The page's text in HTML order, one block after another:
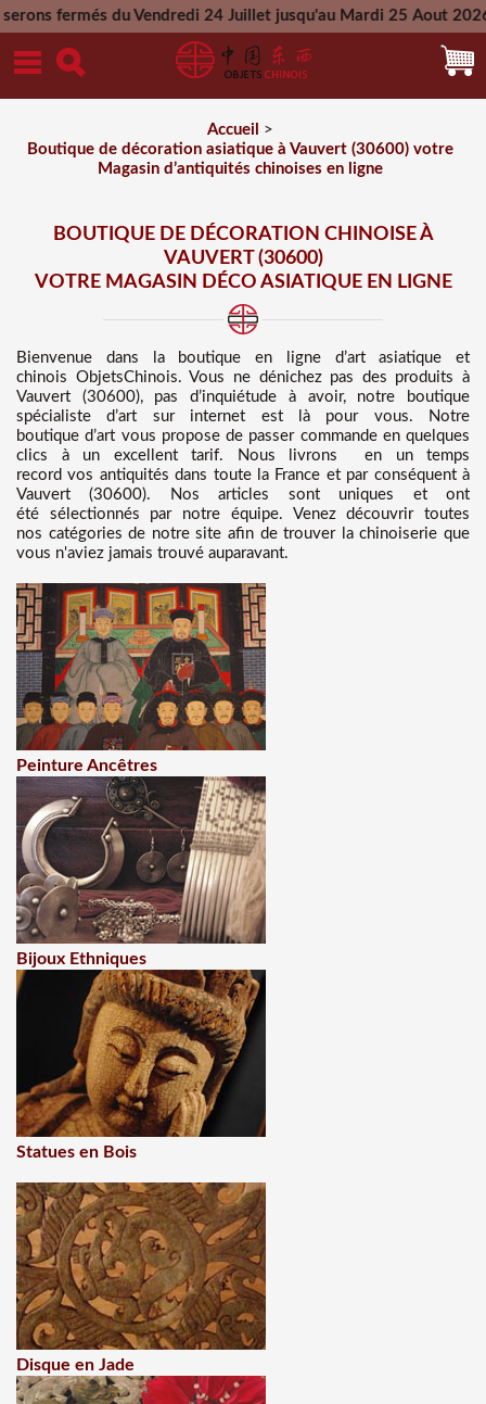
du Vendredi 24 Juillet jusqu'au Mardi 25 Aout 2026 -
Mercredi 26 Aout 2026
Accueil
>
Boutique de décoration asiatique à Vauvert (30600) votre
Magasin d’antiquités chinoises en ligne
BOUTIQUE DE DÉCORATION CHINOISE À
VAUVERT (30600)
VOTRE MAGASIN DÉCO ASIATIQUE EN LIGNE
Bienvenue dans
la boutique en ligne d’art asiatique et
chinois ObjetsChinois. Vous ne dénichez pas des produits à
Vauvert (30600), pas d’inquiétude à avoir, notre boutique
spécialiste d’art sur internet est là pour vous. Notre
boutique d’art vous propose de passer commande en quelques
clics à un excellent tarif. Nous
livrons en un temps
record vos antiquités dans toute la France et par conséquent à
Vauvert (30600). Nos articles sont uniques et ont
été sélectionnés par notre équipe. Venez découvrir toutes
nos catégories de notre site afin de trouver la chinoiserie que
vous n'aviez jamais trouvé auparavant.
Peinture Ancêtres
Bijoux Ethniques
Statues en Bois
Disque en Jade